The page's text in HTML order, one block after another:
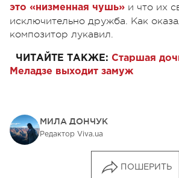
это «низменная чушь» и что их
исключительно дружба. Как
композитор лукавил.
ЧИТАЙТЕ ТАКЖЕ: Старшая
Меладзе выходит замуж
МИЛА ДОНЧУК
Редактор Viva.ua
ПОШЕРИТЬ